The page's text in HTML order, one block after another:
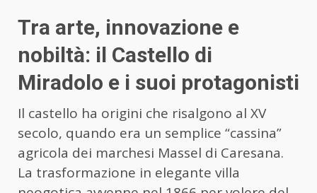
Tra arte, innovazione e
nobiltà: il Castello di
Miradolo e i suoi protagonisti
Il castello ha origini che risalgono al XV
secolo, quando era un semplice “cassina”
agricola dei marchesi Massel di Caresana.
La trasformazione in elegante villa